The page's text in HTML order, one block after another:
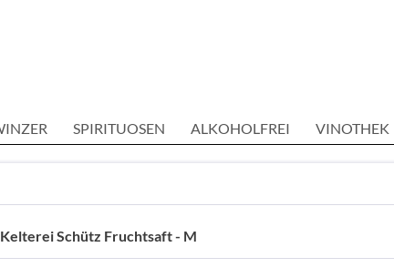
SPIRITUOSEN ALKOHOLFREI VINOTHEK
Schütz Fruchtsaft - M